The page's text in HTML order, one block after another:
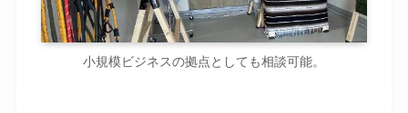
小規模ビジネスの拠点としても相談可能。